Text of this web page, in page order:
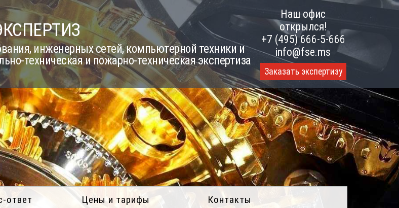
инженерных сетей, компьютерной техники и
техническая и пожарно-техническая экспертиза
Наш офис
открылся!
+7 (495) 666-5-666
info@fse.ms
Заказать экспертизу
ответ Цены и тарифы Контакты